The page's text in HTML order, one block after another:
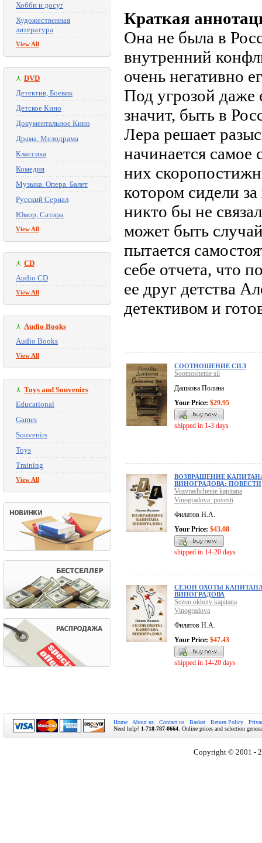
Хобби и досуг
Художественная
литература
View All
DVD
Детектив, Боевик
Детское Кино
Документальное Кино
Драма. Мелодрама
Классика
Комедия
Музыка. Опера. Балет
Русский Сериал
Юмор, Сатира
View All
CD
Audio CD
View All
Audio Books
Audio Books
View All
Toys and Souvenirs
Educational
Games
Souvenirs
Toys
Training
View All
Краткая
Она не была в
внутренний
очень негативно
Под угрозой даже
значит, быть в
Лера решает
начинается самое
них
котором сидели
никто бы не
может быть
пытается
себе отчета, что
ее друг детства
детективом и
СООТНОШЕНИЕ СИЛ
Sootnoshenie sil
Дашкова Полина
Your Price: $29.95
shipped in 1-3 days
ВОЗВРАЩЕНИЕ
ВИНОГРАДОВА: ПОВЕСТИ
Vozvrashchenie kapitana
Vinogradova: povesti
Филатов Н.А.
Your Price: $43.08
shipped in 14-20 days
СЕЗОН ОХОТЫ
ВИНОГРАДОВА
Sezon okhoty kapitana
Vinogradova
Филатов Н.А.
Your Price: $47.43
shipped in 14-20 days
Home About us Contact us Basket Return Policy
Need help? 1-718-787-0664 . Online prices and selection
Copyright © 2001 -